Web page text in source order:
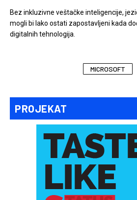
PROJEKAT
Bez inkluzivne veštačke inteligencije,
mogli bi lako ostati zapostavljeni kada
digitalnih tehnologija.
MICROSOFT